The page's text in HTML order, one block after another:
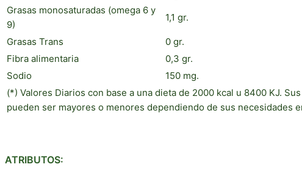
Grasas monosaturadas (omega 6 y
9)
1,1 gr.
Grasas Trans 0 gr.
Fibra alimentaria
0,3 gr.
Sodio
150 mg.
(*) Valores Diarios con base a una dieta de 2000 kcal u 8400 KJ.
pueden ser mayores o menores dependiendo de sus necesidades
ATRIBUTOS: